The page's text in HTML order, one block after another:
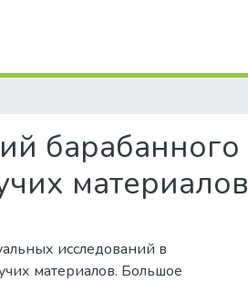
барабанного
материалов
исследований в
материа­лов. Большое